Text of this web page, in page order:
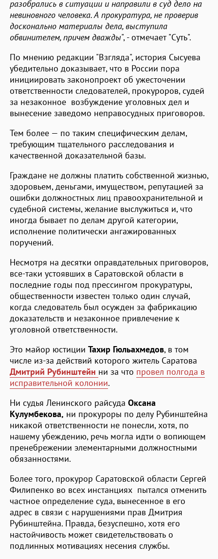
разобрались в ситуации и направили в суд дело на
невиновного человека. А прокуратура, не проверив
досконально материалы дела, выступила
обвинителем, причем дважды", - отмечает "Суть".
По мнению редакции "Взгляда", история Сысуева
убедительно доказывает, что в России пора
инициировать законопроект об ужесточении
ответственности следователей, прокуроров, судей
за незаконное возбуждение уголовных дел и
вынесение заведомо неправосудных приговоров.
Тем более — по таким специфическим делам,
требующим тщательного расследования и
качественной доказательной базы.
Граждане не должны платить собственной жизнью,
здоровьем, деньгами, имуществом, репутацией за
ошибки должностных лиц правоохранительной и
судебной системы, желание выслужиться и, что
иногда бывает по делам другой категории,
исполнение политически ангажированных
поручений.
Несмотря на десятки оправдательных приговоров,
все-таки устоявших в Саратовской области в
последние годы под прессингом прокуратуры,
общественности известен только один случай,
когда следователь был осужден за фабрикацию
доказательств и незаконное привлечение к
уголовной ответственности.
Это майор юстиции Тахир Гюльахмедов, в том
числе из-за действий которого житель Саратова
Дмитрий Рубинштейн ни за что провел полгода в
исправительной колонии.
Ни судья Ленинского райсуда Оксана
Кулумбекова, ни прокуроры по делу Рубинштейна
никакой ответственности не понесли, хотя, по
нашему убеждению, речь могла идти о вопиющем
пренебрежении элементарными должностными
обязанностями.
Более того, прокурор Саратовской области Сергей
Филипенко во всех инстанциях пытался отменить
частное определение суда, вынесенное в его
адрес в связи с нарушениями прав Дмитрия
Рубинштейна. Правда, безуспешно, хотя его
настойчивость может свидетельствовать о
подлинных мотивациях несения службы.